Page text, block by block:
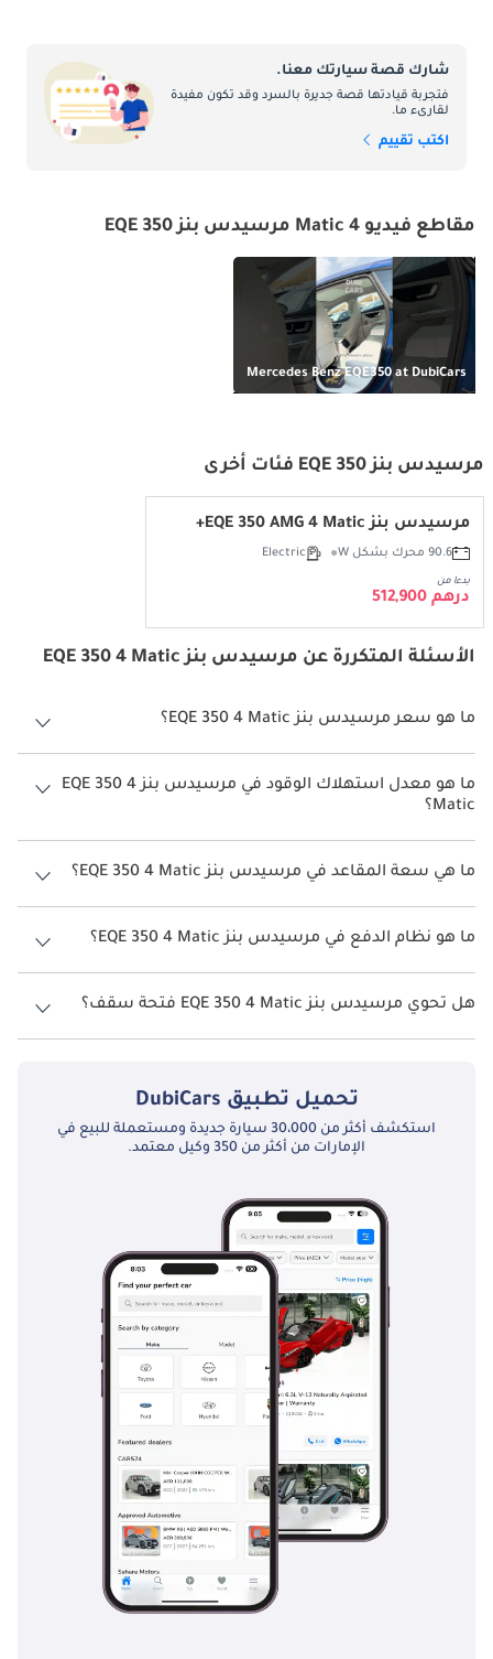
شارك قصة سيارتك معنا.
فتجربة قيادتها قصة جديرة بالسرد وقد تكون مفيدة
لقارىء ما.
اكتب تقييم
مقاطع فيديو 4 Matic مرسيدس بنز EQE 350
Mercedes Benz EQE350 at DubiCars
مرسيدس بنز EQE 350 فئات أخرى
مرسيدس بنز EQE 350 AMG 4 Matic+
90.6 محرك بشكل W Electric
بدءا من
درهم 512,900
الأسئلة المتكررة عن مرسيدس بنز EQE 350 4 Matic
ما هو سعر مرسيدس بنز EQE 350 4 Matic؟
سعر مرسيدس بنز EQE 350 4 Matic هو درهم 342,900.
ما هو معدل استهلاك الوقود في مرسيدس بنز EQE 350 4
Matic؟
يبلغ معدل استهلاك الوقود المقترح من الشركة المصنعة لسيارة مرسيدس
بنز EQE 350 2026 من 547 كم - 590 كم.
ما هي سعة المقاعد في مرسيدس بنز EQE 350 4 Matic؟
تتسع مرسيدس بنز EQE 350 4 Matic لأ 5 أشخاص.
ما هو نظام الدفع في مرسيدس بنز EQE 350 4 Matic؟
نظام الدفع في مرسيدس بنز EQE 350 All Wheel Drive 4 Matic.
هل تحوي مرسيدس بنز EQE 350 4 Matic فتحة سقف؟
نعم توفر مرسيدس بنز EQE 350 4 Matic فتحة السقف كخيار.
تحميل تطبيق DubiCars
استكشف أكثر من 30،000 سيارة جديدة ومستعملة للبيع في
الإمارات من أكثر من 350 وكيل معتمد.